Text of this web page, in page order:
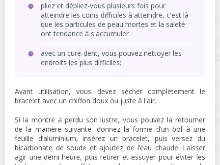
pliez et dépliez-vous plusieurs fois pour
atteindre les coins difficiles à atteindre, c'est là
que les particules de peau mortes et la saleté
ont tendance à s'accumuler
avec un cure-dent, vous pouvez nettoyer les
endroits les plus difficiles;
Avant utilisation, vous devez sécher complètement le
bracelet avec un chiffon doux ou juste à l'air.
Si la montre a perdu son lustre, vous pouvez la retourner
de la manière suivante: donnez la forme d’un bol à une
feuille d’aluminium, insérez un bracelet, puis versez du
bicarbonate de soude et ajoutez de l’eau chaude. Laisser
agir une demi-heure, puis retirer et essuyer pour éviter les